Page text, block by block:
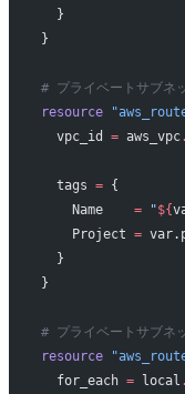
  }
}
# プライベートサブネ
resource
  vpc_id
= aws_vpc.
  tags
= {
    Name
= "${
    Project
=
  }
}
# プライベートサブネ
resource
  for_each
= local .